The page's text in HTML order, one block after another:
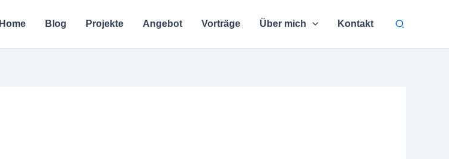
Home Blog Projekte Angebot Vorträge Über mich Kontakt Suchen